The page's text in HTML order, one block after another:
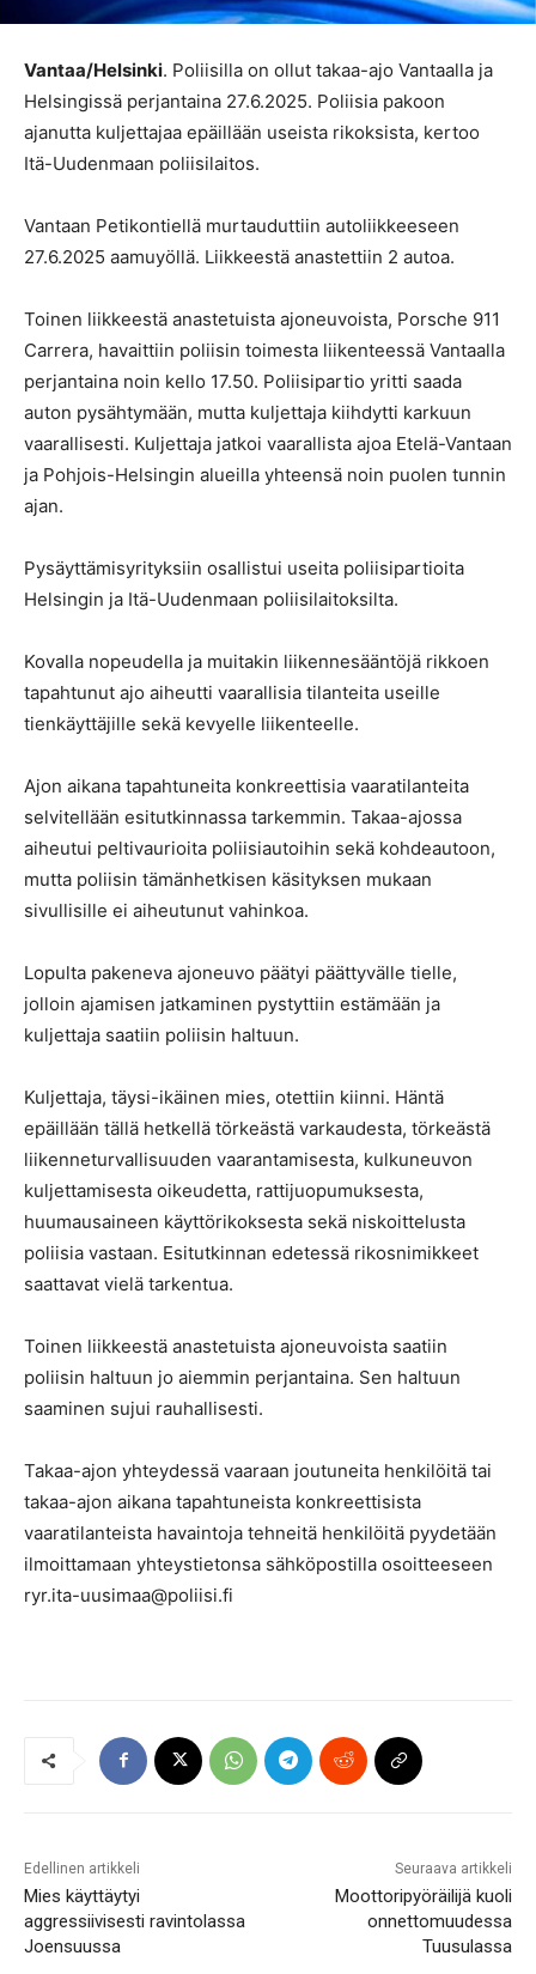
Vantaa/Helsinki. Poliisilla on ollut takaa-ajo Vantaalla ja
Helsingissä perjantaina 27.6.2025. Poliisia pakoon
ajanutta kuljettajaa epäillään useista rikoksista, kertoo
Itä-Uudenmaan poliisilaitos.
Vantaan Petikontiellä murtauduttiin autoliikkeeseen
27.6.2025 aamuyöllä. Liikkeestä anastettiin 2 autoa.
Toinen liikkeestä anastetuista ajoneuvoista, Porsche 911
Carrera, havaittiin poliisin toimesta liikenteessä Vantaalla
perjantaina noin kello 17.50. Poliisipartio yritti saada
auton pysähtymään, mutta kuljettaja kiihdytti karkuun
vaarallisesti. Kuljettaja jatkoi vaarallista ajoa Etelä-Vantaan
ja Pohjois-Helsingin alueilla yhteensä noin puolen tunnin
ajan.
Pysäyttämisyrityksiin osallistui useita poliisipartioita
Helsingin ja Itä-Uudenmaan poliisilaitoksilta.
Kovalla nopeudella ja muitakin liikennesääntöjä rikkoen
tapahtunut ajo aiheutti vaarallisia tilanteita useille
tienkäyttäjille sekä kevyelle liikenteelle.
Ajon aikana tapahtuneita konkreettisia vaaratilanteita
selvitellään esitutkinnassa tarkemmin. Takaa-ajossa
aiheutui peltivaurioita poliisiautoihin sekä kohdeautoon,
mutta poliisin tämänhetkisen käsityksen mukaan
sivullisille ei aiheutunut vahinkoa.
Lopulta pakeneva ajoneuvo päätyi päättyvälle tielle,
jolloin ajamisen jatkaminen pystyttiin estämään ja
kuljettaja saatiin poliisin haltuun.
Kuljettaja, täysi-ikäinen mies, otettiin kiinni. Häntä
epäillään tällä hetkellä törkeästä varkaudesta, törkeästä
liikenneturvallisuuden vaarantamisesta, kulkuneuvon
kuljettamisesta oikeudetta, rattijuopumuksesta,
huumausaineen käyttörikoksesta sekä niskoittelusta
poliisia vastaan. Esitutkinnan edetessä rikosnimikkeet
saattavat vielä tarkentua.
Toinen liikkeestä anastetuista ajoneuvoista saatiin
poliisin haltuun jo aiemmin perjantaina. Sen haltuun
saaminen sujui rauhallisesti.
Takaa-ajon yhteydessä vaaraan joutuneita henkilöitä tai
takaa-ajon aikana tapahtuneista konkreettisista
vaaratilanteista havaintoja tehneitä henkilöitä pyydetään
ilmoittamaan yhteystietonsa sähköpostilla osoitteeseen
ryr.ita-uusimaa@poliisi.fi
Edellinen artikkeli
Mies käyttäytyi
aggressiivisesti ravintolassa
Joensuussa
Seuraava artikkeli
Moottoripyöräilijä kuoli
onnettomuudessa
Tuusulassa